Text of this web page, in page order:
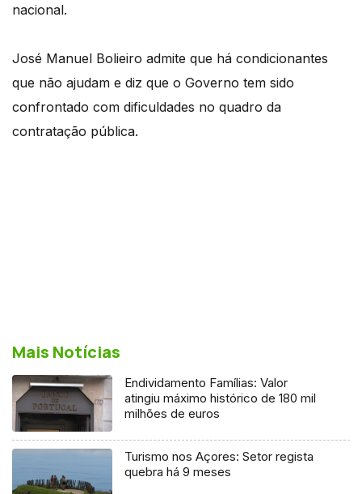
nacional.
José Manuel Bolieiro admite que há condicionantes
que não ajudam e diz que o Governo tem sido
confrontado com dificuldades no quadro da
contratação pública.
Mais Notícias
Endividamento Famílias: Valor
atingiu máximo histórico de 180 mil
milhões de euros
Turismo nos Açores: Setor regista
quebra há 9 meses